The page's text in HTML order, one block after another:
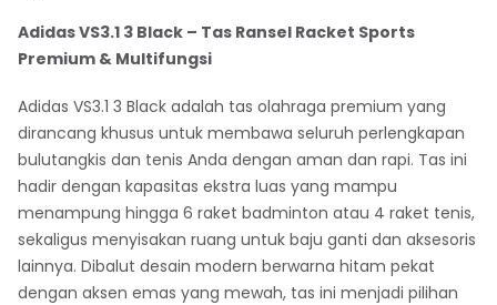
Adidas VS3.1 3 Black – Tas Ransel Racket Sports
Premium & Multifungsi
Adidas VS3.1 3 Black adalah tas olahraga premium yang
dirancang khusus untuk membawa seluruh perlengkapan
bulutangkis dan tenis Anda dengan aman dan rapi. Tas ini
hadir dengan kapasitas ekstra luas yang mampu
menampung hingga 6 raket badminton atau 4 raket tenis,
sekaligus menyisakan ruang untuk baju ganti dan aksesoris
lainnya. Dibalut desain modern berwarna hitam pekat
dengan aksen emas yang mewah, tas ini menjadi pilihan